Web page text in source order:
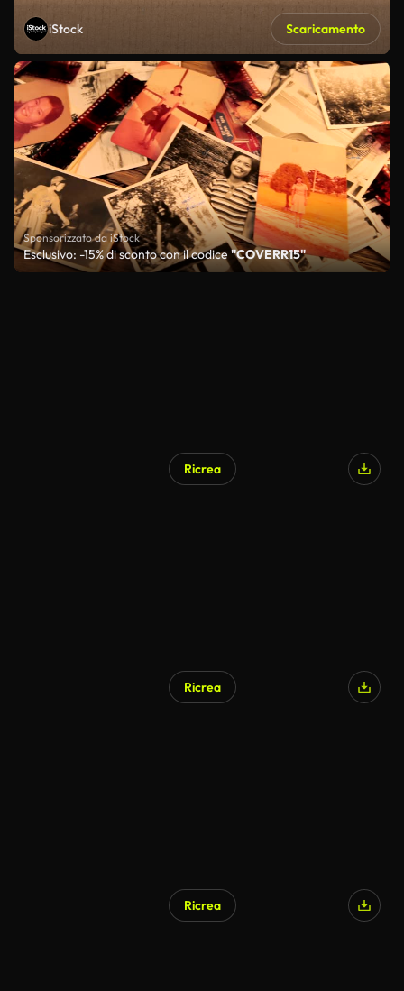
iStock Scaricamento
Sponsorizzato da iStock
Esclusivo: -15% di sconto con il codice "COVERR15"
Ricrea
Ricrea
Ricrea